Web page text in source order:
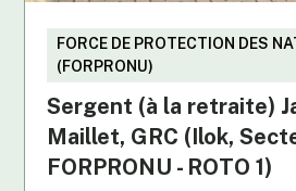
FORCE DE PROTECTION DES
(FORPRONU)
Sergent (à la retraite)
Maillet, GRC (Ilok,
FORPRONU - ROTO 1)